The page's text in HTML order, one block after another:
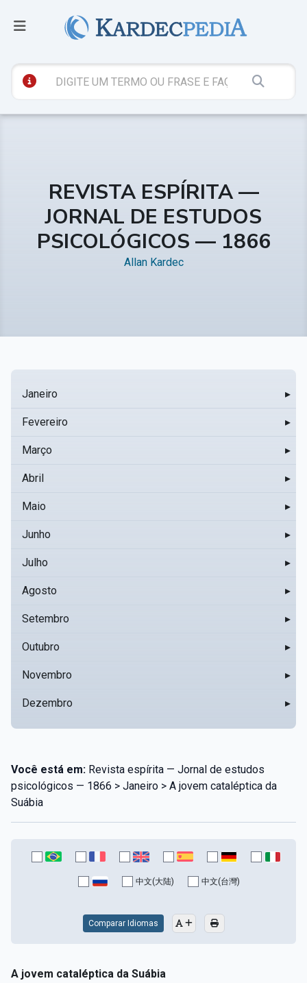
REVISTA ESPÍRITA —
JORNAL DE ESTUDOS
PSICOLÓGICOS — 1866
Allan Kardec
Janeiro ▸
Fevereiro ▸
Março ▸
Abril ▸
Maio ▸
Junho ▸
Julho ▸
Agosto ▸
Setembro ▸
Outubro ▸
Novembro ▸
Dezembro ▸
Você está em: Revista espírita — Jornal de estudos
psicológicos — 1866 > Janeiro > A jovem cataléptica da
Suábia
中文(大陆) 中文(台灣)
Comparar Idiomas
A jovem cataléptica da Suábia